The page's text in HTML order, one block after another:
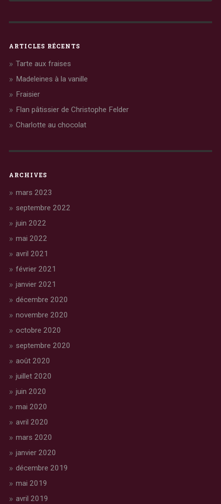
ARTICLES RÉCENTS
Tarte aux fraises
Madeleines à la vanille
Fraisier
Flan pâtissier de Christophe Felder
Charlotte au chocolat
ARCHIVES
mars 2023
septembre 2022
juin 2022
mai 2022
avril 2021
février 2021
janvier 2021
décembre 2020
novembre 2020
octobre 2020
septembre 2020
août 2020
juillet 2020
juin 2020
mai 2020
avril 2020
mars 2020
janvier 2020
décembre 2019
mai 2019
avril 2019